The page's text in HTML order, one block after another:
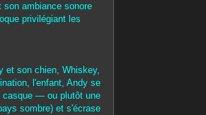
son ambiance sonore
privilégiant les
et son chien, Whiskey,
l'enfant, Andy se
casque — ou plutôt une
sombre) et s'écrase